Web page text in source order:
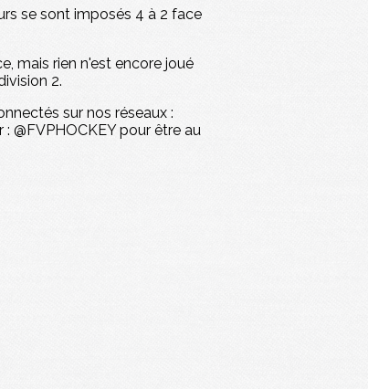
se sont imposés 4 à 2 face
mais rien n'est encore joué
2.
sur nos réseaux :
@FVPHOCKEY pour être au